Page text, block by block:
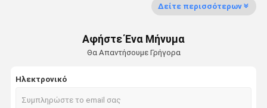
Οπτικών Ινών Λήξη Splice
Διάτρηση δικτύων κάτω από το εργαλείο
Δείτε περισσότερων
Αφήστε Ένα Μήνυμα
Θα Απαντήσουμε Γρήγορα
Ηλεκτρονικό